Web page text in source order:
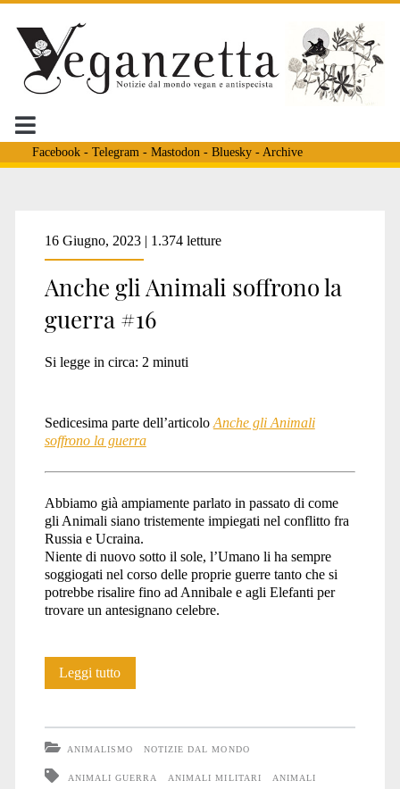
Facebook- Telegram - Mastodon - Bluesky- Archive
Tag:
<span>delfini
militari</span>
16 Giugno, 2023 | 1.374 letture
Anche gli Animali soffrono la
guerra #16
Si legge in circa: 2 minuti
Sedicesima parte dell’articolo Anche gli Animali
soffrono la guerra
Abbiamo già ampiamente parlato in passato di come
gli Animali siano tristemente impiegati nel conflitto fra
Russia e Ucraina.
Niente di nuovo sotto il sole, l’Umano li ha sempre
soggiogati nel corso delle proprie guerre tanto che si
potrebbe risalire fino ad Annibale e agli Elefanti per
trovare un antesignano celebre.
Leggi tuttoAnche
ANIMALISMO NOTIZIE DAL MONDO
ANIMALI GUERRA ANIMALI MILITARI
ANIMALI